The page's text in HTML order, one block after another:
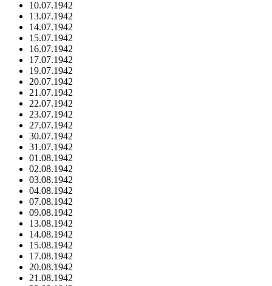
10.07.1942
13.07.1942
14.07.1942
15.07.1942
16.07.1942
17.07.1942
19.07.1942
20.07.1942
21.07.1942
22.07.1942
23.07.1942
27.07.1942
30.07.1942
31.07.1942
01.08.1942
02.08.1942
03.08.1942
04.08.1942
07.08.1942
09.08.1942
13.08.1942
14.08.1942
15.08.1942
17.08.1942
20.08.1942
21.08.1942